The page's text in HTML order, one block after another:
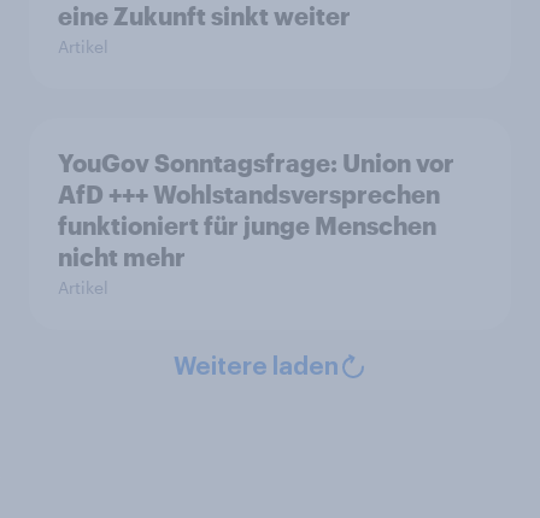
eine Zukunft sinkt weiter
Artikel
YouGov Sonntagsfrage: Union vor
AfD +++ Wohlstandsversprechen
funktioniert für junge Menschen
nicht mehr
Artikel
Weitere laden